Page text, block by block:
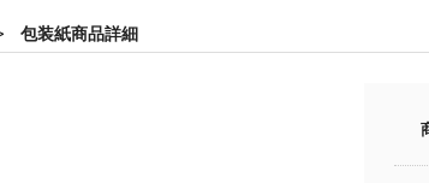
包装紙商品詳細